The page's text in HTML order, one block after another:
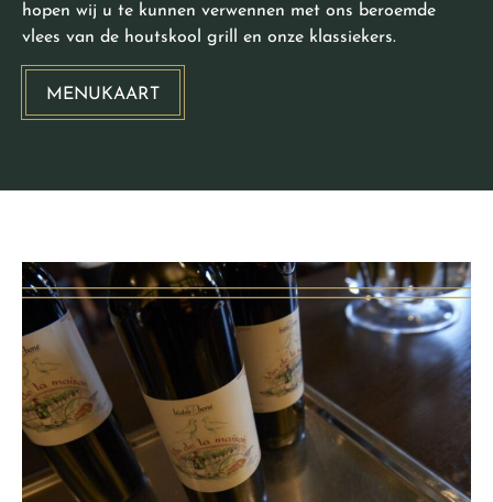
hopen wij u te kunnen verwennen met ons beroemde
vlees van de houtskool grill en onze klassiekers.
MENUKAART